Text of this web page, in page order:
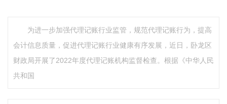
为进一步加强代理记账行业监管，规范代理记账行为，提高
会计信息质量，促进代理记账行业健康有序发展，近日，卧龙区
财政局开展了2022年度代理记账机构监督检查。根据《中华人民
共和国